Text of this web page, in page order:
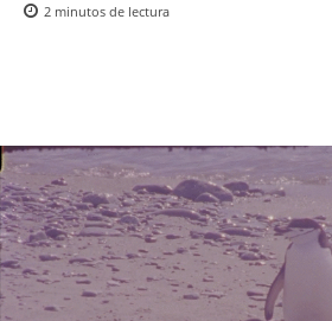
2 minutos de lectura